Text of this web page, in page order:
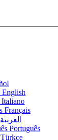
English
Italiano
Français
العربية
Português
Türkçe